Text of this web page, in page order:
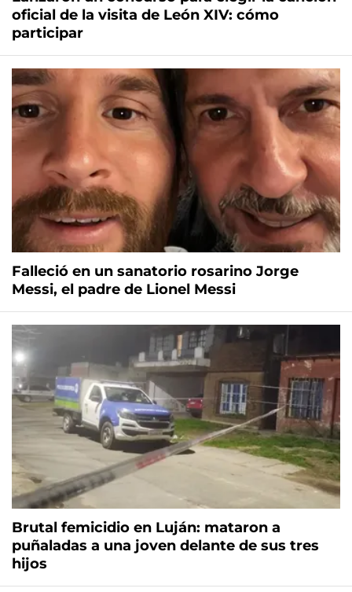
oficial de la visita de León XIV: cómo
participar
Falleció en un sanatorio rosarino Jorge
Messi, el padre de Lionel Messi
Brutal femicidio en Luján: mataron a
puñaladas a una joven delante de sus tres
hijos